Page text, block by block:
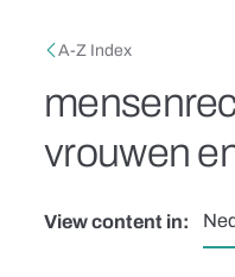
Breadcrumb
A-Z Index
vrouwen
View content in: